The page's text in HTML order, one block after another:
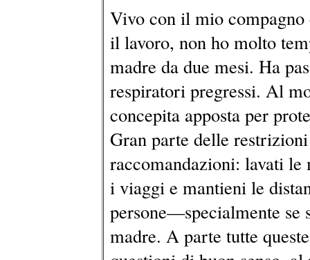
Vivo con il mio
il lavoro, non ho molto
madre da due mesi. Ha
respiratori pregressi. Al
concepita apposta per
Gran parte delle
raccomandazioni: lavati le
i viaggi e mantieni le
persone—specialmente se
madre. A parte tutte